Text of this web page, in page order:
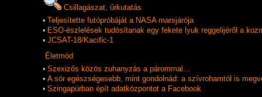
Csillagászat, űrkutatás
• Teljesítette futópróbáját a NASA marsjárója
• ESO-észlelések tudósítanak egy fekete lyuk reggelijéről a
• JCSAT-18/Kacific-1
Életmód
• Szexizős közös zuhanyzás a párommal...
• A sör egészségesebb, mint gondolnád: a szívrohamtól is
• Szingapúrban épít adatközpontot a Facebook